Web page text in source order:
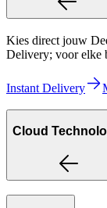
Kies direct jouw
Delivery; voor elke
Instant Delivery
Cloud